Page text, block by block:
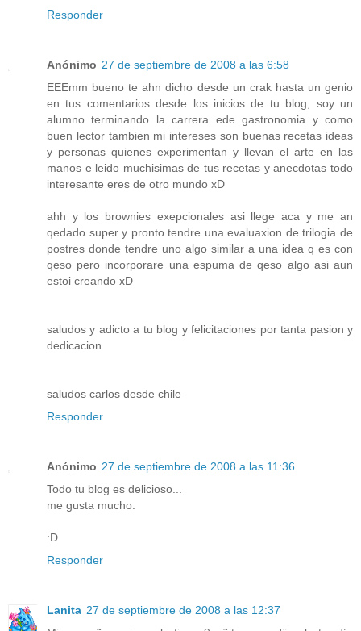
Responder
Anónimo 27 de septiembre de 2008 a las 6:58
EEEmm bueno te ahn dicho desde un crak hasta un genio
en tus comentarios desde los inicios de tu blog, soy un
alumno terminando la carrera ede gastronomia y como
buen lector tambien mi intereses son buenas recetas ideas
y personas quienes experimentan y llevan el arte en las
manos e leido muchisimas de tus recetas y anecdotas todo
interesante eres de otro mundo xD
ahh y los brownies exepcionales asi llege aca y me an
qedado super y pronto tendre una evaluaxion de trilogia de
postres donde tendre uno algo similar a una idea q es con
qeso pero incorporare una espuma de qeso algo asi aun
estoi creando xD
saludos y adicto a tu blog y felicitaciones por tanta pasion y
dedicacion
saludos carlos desde chile
Responder
Anónimo 27 de septiembre de 2008 a las 11:36
Todo tu blog es delicioso...
me gusta mucho.
:D
Responder
Lanita 27 de septiembre de 2008 a las 12:37